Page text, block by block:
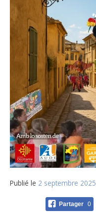
Publié le 2 septembre 2025
Partager 0